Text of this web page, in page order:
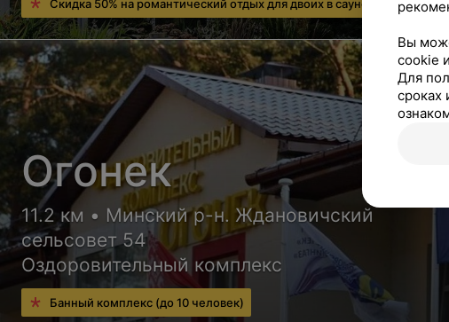
Скидка 50% на романтический отдых для двоих в сауне
Огонек
11.2 км • Минский р-н. Ждановичский
сельсовет 54
Оздоровительный комплекс
Банный комплекс (до 10 человек)
Вы
cookie
Для
сроках